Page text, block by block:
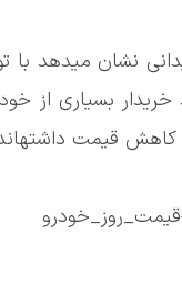
نشان میدهد با
خریدار بسیاری از
قیمت